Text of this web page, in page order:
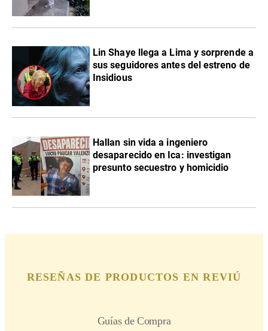
Lin Shaye llega a Lima y sorprende a
sus seguidores antes del estreno de
Insidious
Hallan sin vida a ingeniero
desaparecido en Ica: investigan
presunto secuestro y homicidio